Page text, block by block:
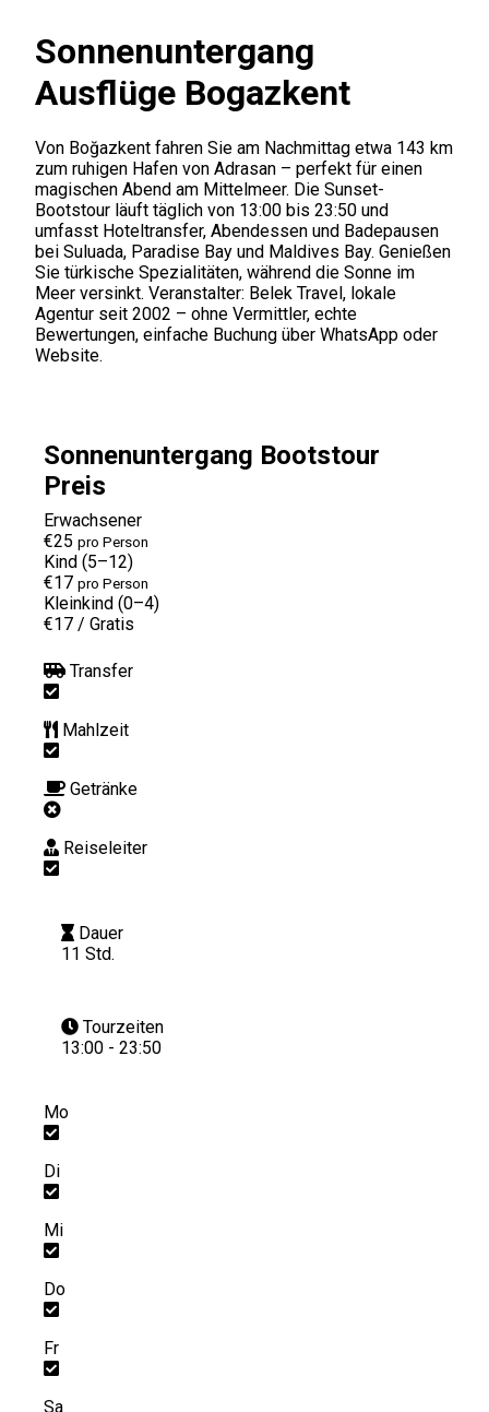
Sonnenuntergang
Ausflüge Bogazkent
Von Boğazkent fahren Sie am Nachmittag etwa 143 km
zum ruhigen Hafen von Adrasan – perfekt für einen
magischen Abend am Mittelmeer. Die Sunset-
Bootstour läuft täglich von 13:00 bis 23:50 und
umfasst Hoteltransfer, Abendessen und Badepausen
bei Suluada, Paradise Bay und Maldives Bay. Genießen
Sie türkische Spezialitäten, während die Sonne im
Meer versinkt. Veranstalter: Belek Travel, lokale
Agentur seit 2002 – ohne Vermittler, echte
Bewertungen, einfache Buchung über WhatsApp oder
Website.
Sonnenuntergang Bootstour
Preis
Erwachsener
€25 pro Person
Kind (5–12)
€17 pro Person
Kleinkind (0–4)
€17 / Gratis
Transfer
Mahlzeit
Getränke
Reiseleiter
Dauer
11 Std.
Tourzeiten
13:00 - 23:50
Mo
Di
Mi
Do
Fr
Sa